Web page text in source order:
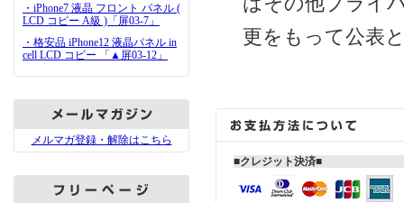
・iPhone7 液晶 フロント パネル (
LCD コピー A級 )「屏03-7」
・格安品 iPhone12 液晶パネル in
cell LCD コピー 「▲屏03-12」
メルマガ登録・解除はこちら
更をもって公表
■クレジット決済■